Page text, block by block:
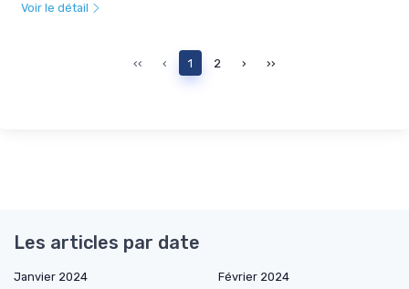
Voir le détail
‹‹ ‹ 1 2 › ››
Les articles par date
Janvier 2024 Février 2024